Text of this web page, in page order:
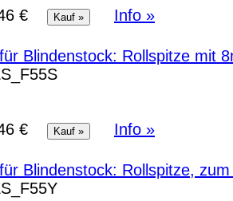
€ Info »
Blindenstock: Rollspitze mit
€ Info »
Blindenstock: Rollspitze,